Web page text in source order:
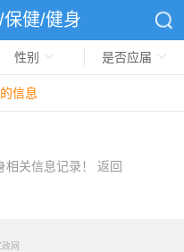
健/健身
性别 是否应届
信息
关信息记录！ 返回
网